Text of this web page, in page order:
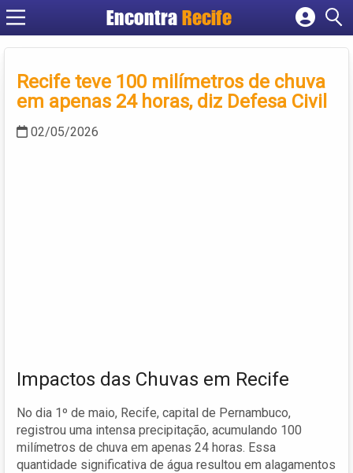
Encontra Recife
Cadastrar empresa
Criar conta
Recife teve 100 milímetros de chuva
em apenas 24 horas, diz Defesa Civil
02/05/2026
Impactos das Chuvas em Recife
No dia 1º de maio, Recife, capital de Pernambuco,
registrou uma intensa precipitação, acumulando 100
milímetros de chuva em apenas 24 horas. Essa
quantidade significativa de água resultou em alagamentos